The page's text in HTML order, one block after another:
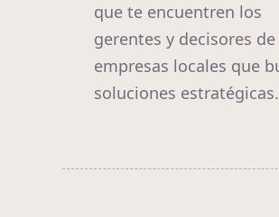
que te encuentren los
gerentes y decisores de
empresas locales que
soluciones estratégicas.